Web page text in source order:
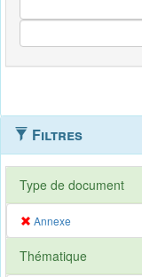
Filtres
Type de document
Annexe
Thématique